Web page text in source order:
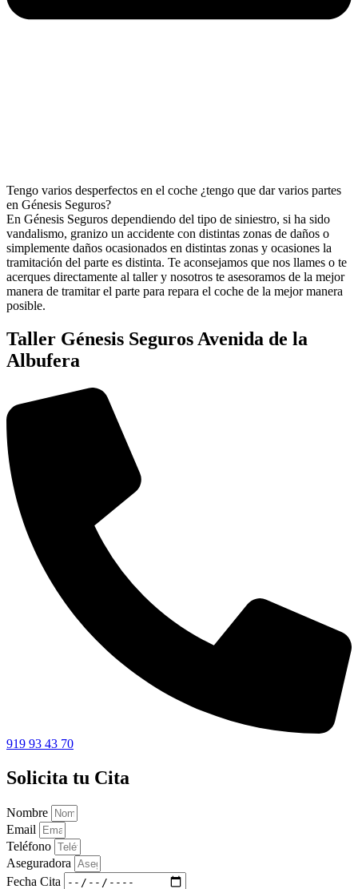
Tengo varios desperfectos en el coche ¿tengo que dar varios partes
en Génesis Seguros?
En Génesis Seguros dependiendo del tipo de siniestro, si ha sido
vandalismo, granizo un accidente con distintas zonas de daños o
simplemente daños ocasionados en distintas zonas y ocasiones la
tramitación del parte es distinta. Te aconsejamos que nos llames o te
acerques directamente al taller y nosotros te asesoramos de la mejor
manera de tramitar el parte para repara el coche de la mejor manera
posible.
Taller Génesis Seguros Avenida de la
Albufera
919 93 43 70
Solicita tu Cita
Nombre
Email
Teléfono
Aseguradora
Fecha Cita